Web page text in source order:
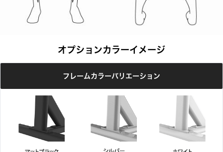
オプションカラーイメージ
フレームカラーバリエーション